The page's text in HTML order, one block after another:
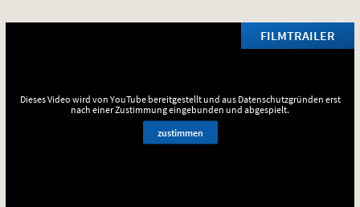
FILMTRAILER
Dieses Video wird von YouTube bereitgestellt und aus Datenschutzgründen erst
nach einer Zustimmung eingebunden und abgespielt.
zustimmen